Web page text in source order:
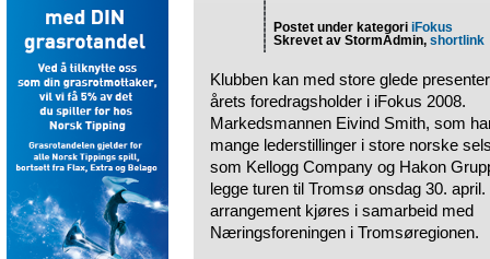
Postet under kategoriiFokus
Skrevet av StormAdmin,shortlink
Klubben kan med store glede
årets foredragsholder i iFokus 2008.
Markedsmannen Eivind Smith, som
mange lederstillinger i store norske
som Kellogg Company og Hakon
legge turen til Tromsø onsdag 30.
arrangement kjøres i samarbeid med
Næringsforeningen i Tromsøregionen.